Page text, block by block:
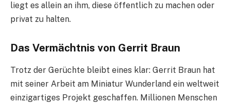
liegt es allein an ihm, diese öffentlich zu machen oder
privat zu halten.
Das Vermächtnis von Gerrit Braun
Trotz der Gerüchte bleibt eines klar: Gerrit Braun hat
mit seiner Arbeit am Miniatur Wunderland ein weltweit
einzigartiges Projekt geschaffen. Millionen Menschen